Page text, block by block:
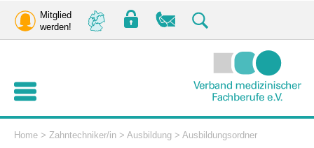
Mitglied
werden!
Home > Zahntechniker/in > Ausbildung > Ausbildungsordner